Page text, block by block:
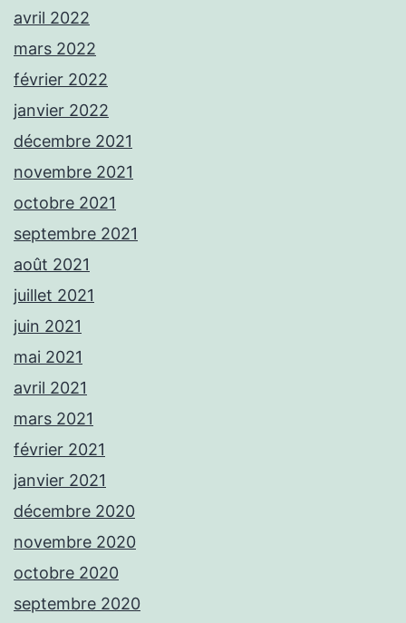
avril 2022
mars 2022
février 2022
janvier 2022
décembre 2021
novembre 2021
octobre 2021
septembre 2021
août 2021
juillet 2021
juin 2021
mai 2021
avril 2021
mars 2021
février 2021
janvier 2021
décembre 2020
novembre 2020
octobre 2020
septembre 2020